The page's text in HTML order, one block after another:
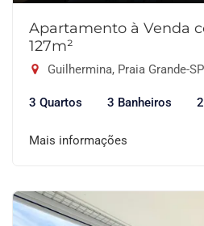
Apartamento à Venda
127m²
Guilhermina, Praia Grande-SP
3 Quartos 3 Banheiros
Mais informações